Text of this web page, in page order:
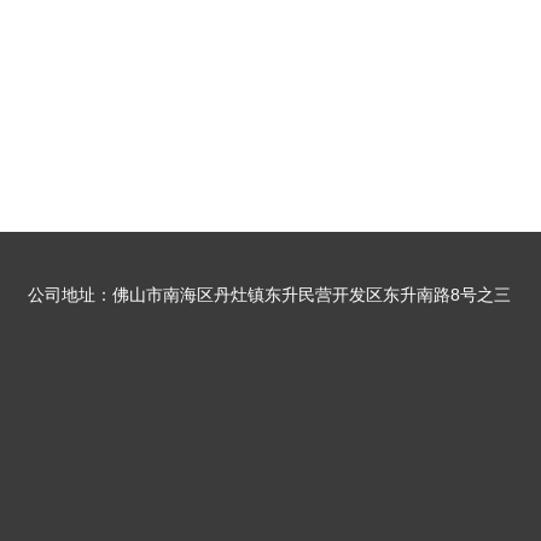
公司地址：佛山市南海区丹灶镇东升民营开发区东升南路8号之三